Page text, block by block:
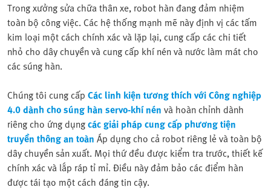
Trong xưởng sửa chữa thân xe, robot hàn đang đảm nhiệm
toàn bộ công việc. Các hệ thống mạnh mẽ này định vị các tấm
kim loại một cách chính xác và lặp lại, cung cấp các chi tiết
nhỏ cho dây chuyền và cung cấp khí nén và nước làm mát cho
các súng hàn.
Chúng tôi cung cấp Các linh kiện tương thích với Công nghiệp
4.0 dành cho súng hàn servo-khí nén và hoàn chỉnh dành
riêng cho ứng dụngcác giải pháp cung cấp phương tiện
truyền thông an toàn Áp dụng cho cả robot riêng lẻ và toàn bộ
dây chuyền sản xuất. Mọi thứ đều được kiểm tra trước, thiết kế
chính xác và lắp ráp tỉ mỉ. Điều này đảm bảo các điểm hàn
được tái tạo một cách đáng tin cậy.